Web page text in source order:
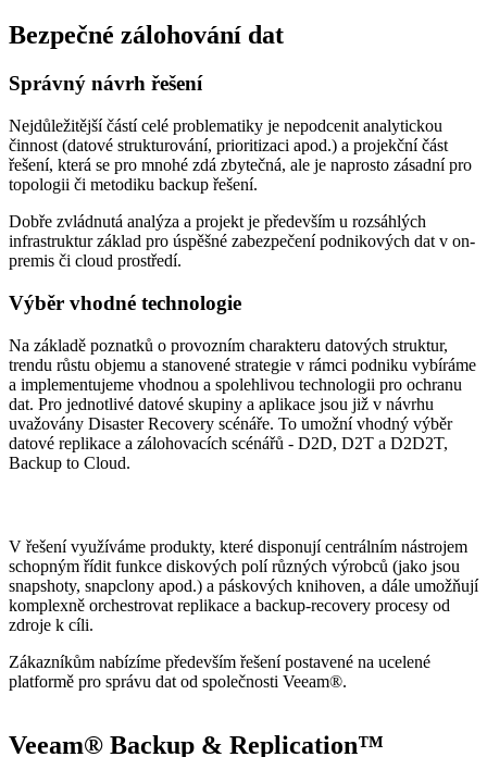
Bezpečné zálohování dat
Správný návrh řešení
Nejdůležitější částí celé problematiky je nepodcenit analytickou
činnost (datové strukturování, prioritizaci apod.) a projekční část
řešení, která se pro mnohé zdá zbytečná, ale je naprosto zásadní pro
topologii či metodiku backup řešení.
Dobře zvládnutá analýza a projekt je především u rozsáhlých
infrastruktur základ pro úspěšné zabezpečení podnikových dat v on-
premis či cloud prostředí.
Výběr vhodné technologie
Na základě poznatků o provozním charakteru datových struktur,
trendu růstu objemu a stanovené strategie v rámci podniku vybíráme
a implementujeme vhodnou a spolehlivou technologii pro ochranu
dat. Pro jednotlivé datové skupiny a aplikace jsou již v návrhu
uvažovány Disaster Recovery scénáře. To umožní vhodný výběr
datové replikace a zálohovacích scénářů - D2D, D2T a D2D2T,
Backup to Cloud.
V řešení využíváme produkty, které disponují centrálním nástrojem
schopným řídit funkce diskových polí různých výrobců (jako jsou
snapshoty, snapclony apod.) a páskových knihoven, a dále umožňují
komplexně orchestrovat replikace a backup-recovery procesy od
zdroje k cíli.
Zákazníkům nabízíme především řešení postavené na ucelené
platformě pro správu dat od společnosti Veeam®.
Veeam® Backup & Replication™